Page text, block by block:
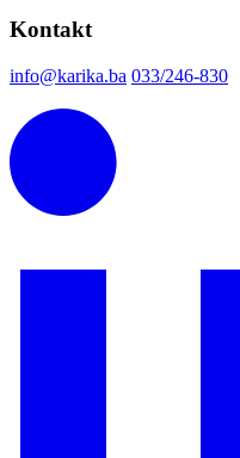
Kontakt
info@karika.ba 033/246-830